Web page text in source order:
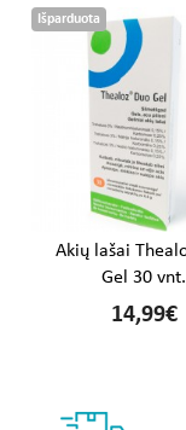
Išparduota
Akių lašai
Gel 30 vnt.
14,99€